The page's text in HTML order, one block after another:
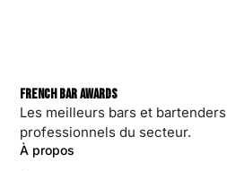
French Bar Awards
Les meilleurs bars et
professionnels du secteur.
À propos